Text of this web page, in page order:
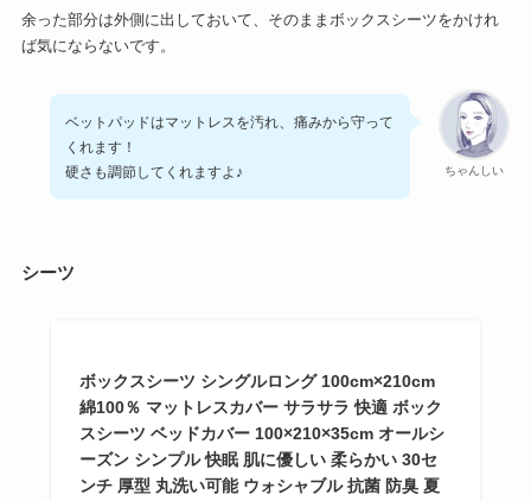
余った部分は外側に出しておいて、そのままボックスシーツをかけれ
ば気にならないです。
ちゃんしい
ベットパッドはマットレスを汚れ、痛みから守って
くれます！
硬さも調節してくれますよ♪
シーツ
ボックスシーツ シングルロング 100cm×210cm
綿100％ マットレスカバー サラサラ 快適 ボック
スシーツ ベッドカバー 100×210×35cm オールシ
ーズン シンプル 快眠 肌に優しい 柔らかい 30セ
ンチ 厚型 丸洗い可能 ウォシャブル 抗菌 防臭 夏